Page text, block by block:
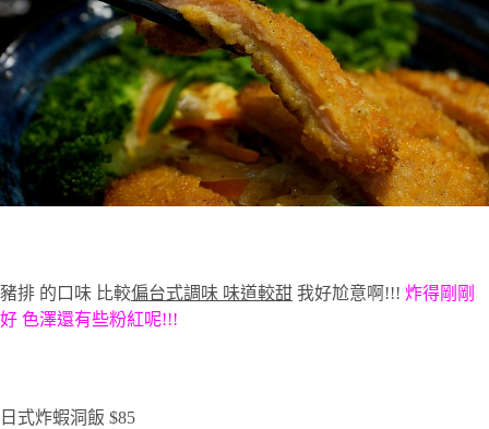
豬排 的口味 比較偏台式調味 味道較甜 我好尬意啊 !!! 炸得剛剛
好 色澤還有些粉紅呢!!!
日式炸蝦洞飯 $85